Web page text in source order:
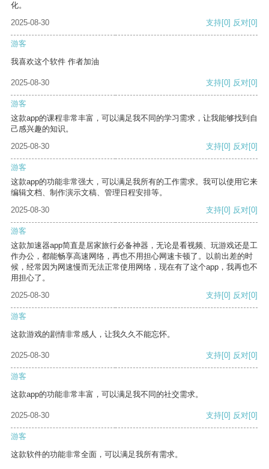
化。
2025-08-30
支持[0] 反对[0]
游客
我喜欢这个软件 作者加油
2025-08-30 支持[0] 反对[0]
游客
这款app的课程非常丰富，可以满足我不同的学习需求，让我能够找到自
己感兴趣的知识。
2025-08-30
支持[0] 反对[0]
游客
这款app的功能非常强大，可以满足我所有的工作需求。我可以使用它来
编辑文档、制作演示文稿、管理日程安排等。
2025-08-30
支持[0] 反对[0]
游客
这款加速器app简直是居家旅行必备神器，无论是看视频、玩游戏还是工
作办公，都能畅享高速网络，再也不用担心网速卡顿了。以前出差的时
候，经常因为网速慢而无法正常使用网络，现在有了这个app，我再也不
用担心了。
2025-08-30
支持[0] 反对[0]
游客
这款游戏的剧情非常感人，让我久久不能忘怀。
2025-08-30 支持[0] 反对[0]
游客
这款app的功能非常丰富，可以满足我不同的社交需求。
2025-08-30 支持[0] 反对[0]
游客
这款软件的功能非常全面，可以满足我所有需求。